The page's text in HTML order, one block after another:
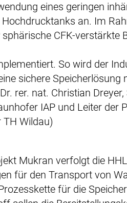
eines geringen
an. Im
CFK-verstärkte
So wird der
sichere Speicherlösung
rer. nat. Christian
IAP und Leiter der
Wildau)
Mukran verfolgt die
für den Transport von
für die